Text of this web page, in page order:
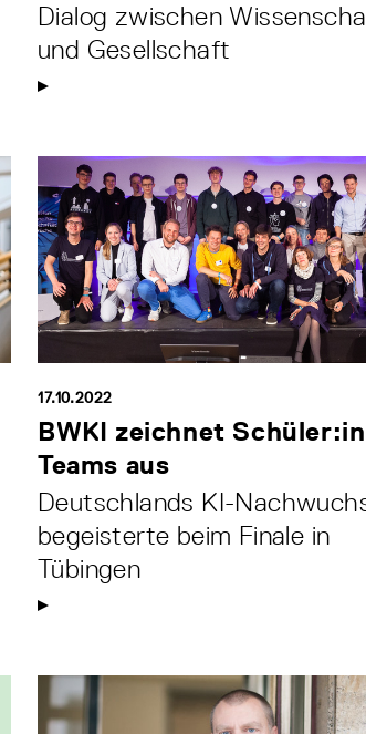
Dialog zwischen
und Gesellschaft
17.10.2022
BWKI zeichnet
Teams aus
Deutschlands KI-
begeisterte beim Finale in
Tübingen